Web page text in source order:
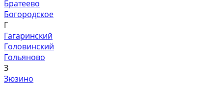
Братеево
Богородское
Г
Гагаринский
Головинский
Гольяново
З
Зюзино